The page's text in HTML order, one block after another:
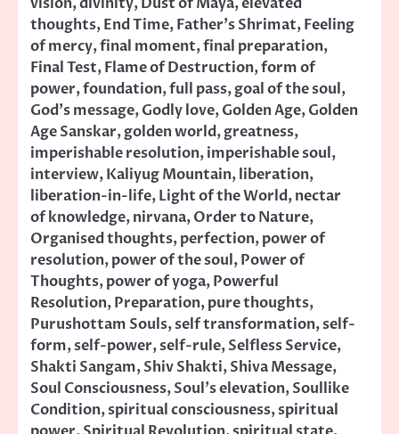
thoughts,End Time,Father's Shrimat,Feeling
of mercy,final moment,final preparation,
Final Test,Flame of Destruction,form of
power,foundation,full pass,goal of the soul,
God's message,Godly love,Golden Age,Golden
Age Sanskar,golden world,greatness,
imperishable resolution,imperishable soul,
interview,Kaliyug Mountain,liberation,
liberation-in-life,Light of the World,nectar
of knowledge,nirvana,Order to Nature,
Organised thoughts,perfection,power of
resolution,power of the soul,Power of
Thoughts,power of yoga,Powerful
Resolution,Preparation,pure thoughts,
Purushottam Souls,self transformation,self-
form,self-power,self-rule,Selfless Service,
Shakti Sangam,Shiv Shakti,Shiva Message,
Soul Consciousness,Soul's elevation,Soullike
Condition,spiritual consciousness,spiritual